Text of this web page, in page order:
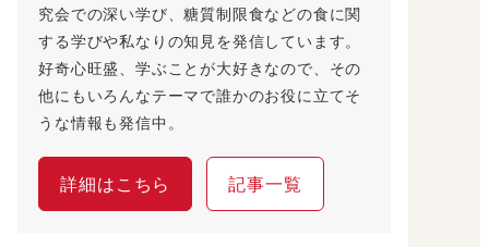
究会での深い学び、糖質制限食などの食に関
する学びや私なりの知見を発信しています。
好奇心旺盛、学ぶことが大好きなので、その
他にもいろんなテーマで誰かのお役に立てそ
うな情報も発信中。
詳細はこちら 記事一覧